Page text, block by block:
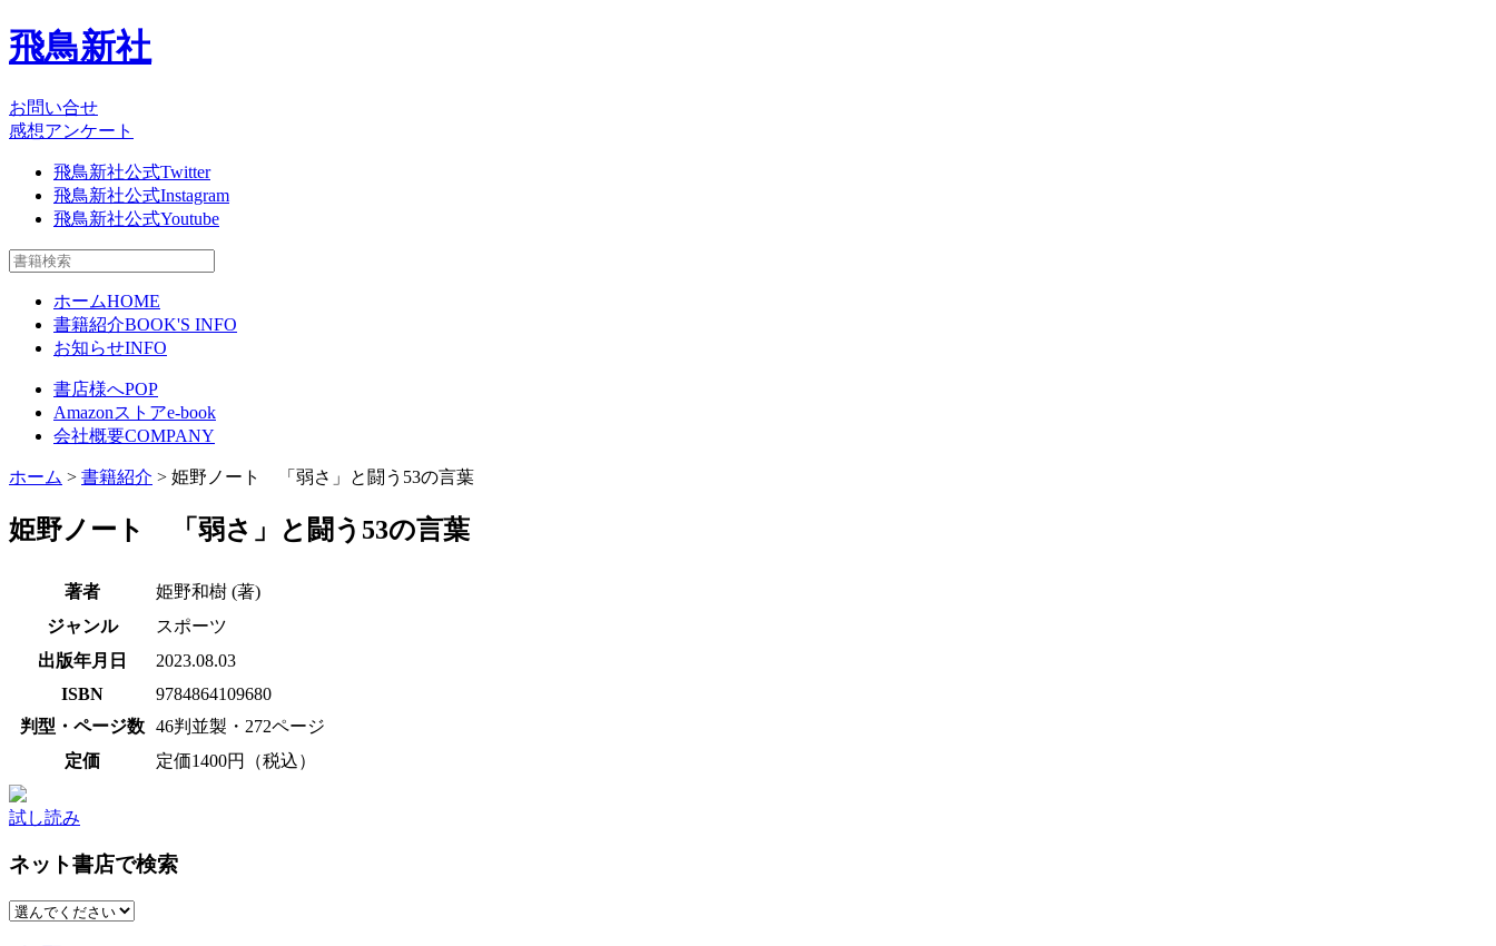
飛鳥新社
お問い合せ
感想アンケート
飛鳥新社公式Twitter
飛鳥新社公式Instagram
飛鳥新社公式Youtube
ホームHOME
書籍紹介BOOK'S INFO
お知らせINFO
書店様へPOP
Amazonストアe-book
会社概要COMPANY
ホーム > 書籍紹介 > 姫野ノート 「弱さ」と闘う53の言葉
姫野ノート 「弱さ」と闘う53の言葉
著者
姫野和樹 (著)
ジャンル
スポーツ
出版年月日
2023.08.03
ISBN
9784864109680
判型・ページ数 46判並製・272ページ
定価
定価1400円（税込）
試し読み
ネット書店で検索